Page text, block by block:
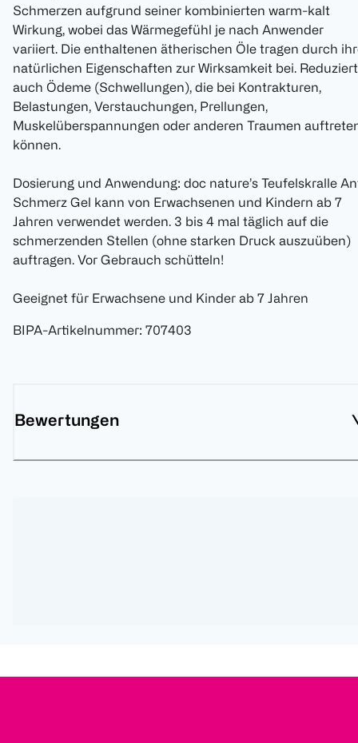
Schmerzen aufgrund seiner kombinierten warm-kalt
Wirkung, wobei das Wärmegefühl je nach Anwender
variiert. Die enthaltenen ätherischen Öle tragen durch
natürlichen Eigenschaften zur Wirksamkeit bei. Reduziert
auch Ödeme (Schwellungen), die bei Kontrakturen,
Belastungen, Verstauchungen, Prellungen,
Muskelüberspannungen oder anderen Traumen
können.
Dosierung und Anwendung: doc nature’s Teufelskralle
Schmerz Gel kann von Erwachsenen und Kindern ab 7
Jahren verwendet werden. 3 bis 4 mal täglich auf die
schmerzenden Stellen (ohne starken Druck auszuüben)
auftragen. Vor Gebrauch schütteln!
Geeignet für Erwachsene und Kinder ab 7 Jahren
BIPA-Artikelnummer: 707403
Bewertungen